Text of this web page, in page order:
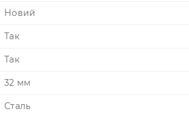
Новий
Так
Так
32 мм
Сталь